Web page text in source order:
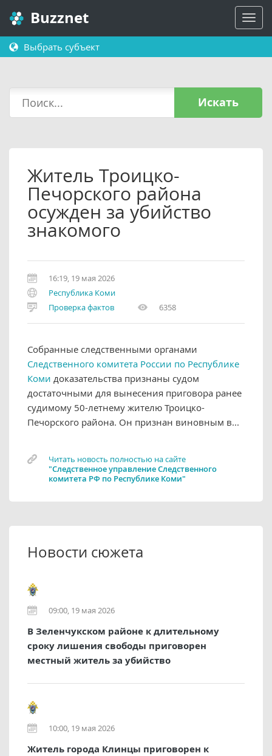
Buzznet
Выбрать субъект
Искать
Житель Троицко-
Печорского района
осужден за убийство
знакомого
16:19, 19 мая 2026
Республика Коми
Проверка фактов
6358
Собранные следственными органами
Следственного комитета России по Республике
Коми доказательства признаны судом
достаточными для вынесения приговора ранее
судимому 50-летнему жителю Троицко-
Печорского района. Он признан виновным в...
Читать новость полностью на сайте
"Следственное управление Следственного
комитета РФ по Республике Коми"
Новости сюжета
09:00, 19 мая 2026
В Зеленчукском районе к длительному
сроку лишения свободы приговорен
местный житель за убийство
10:00, 19 мая 2026
Житель города Клинцы приговорен к